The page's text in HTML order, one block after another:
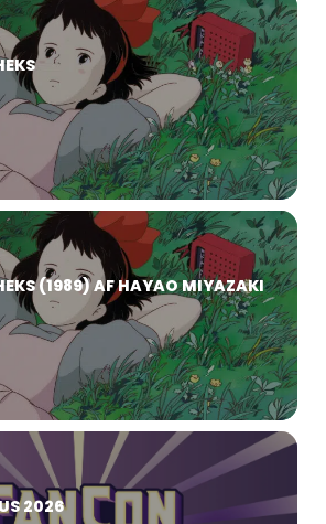
(1989) AF HAYAO MIYAZAKI
2026